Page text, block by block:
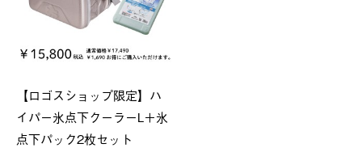
【ロゴスショップ限定】ハ
イパー氷点下クーラーL＋氷
点下パック2枚セット